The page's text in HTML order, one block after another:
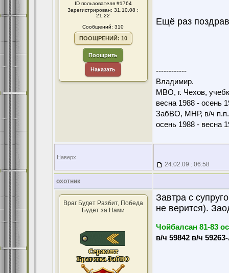
ID пользователя #1764
Зарегистрирован: 31.10.08 :
21:22
Сообщений: 310
ПООЩРЕНИЙ: 10
Поощрить
Наказать
Ещё раз
------------
Владимир.
МВО, г. Чехов,
весна 1988 - осень
ЗабВО, МНР, в/ч
осень 1988 - весна
Наверх
24.02.09 : 06:58
охотник
Враг Будет Разбит, Победа
Будет за Нами
Завтра с
не верится).
Чойбалсан 81-83
в/ч 59842 в/ч